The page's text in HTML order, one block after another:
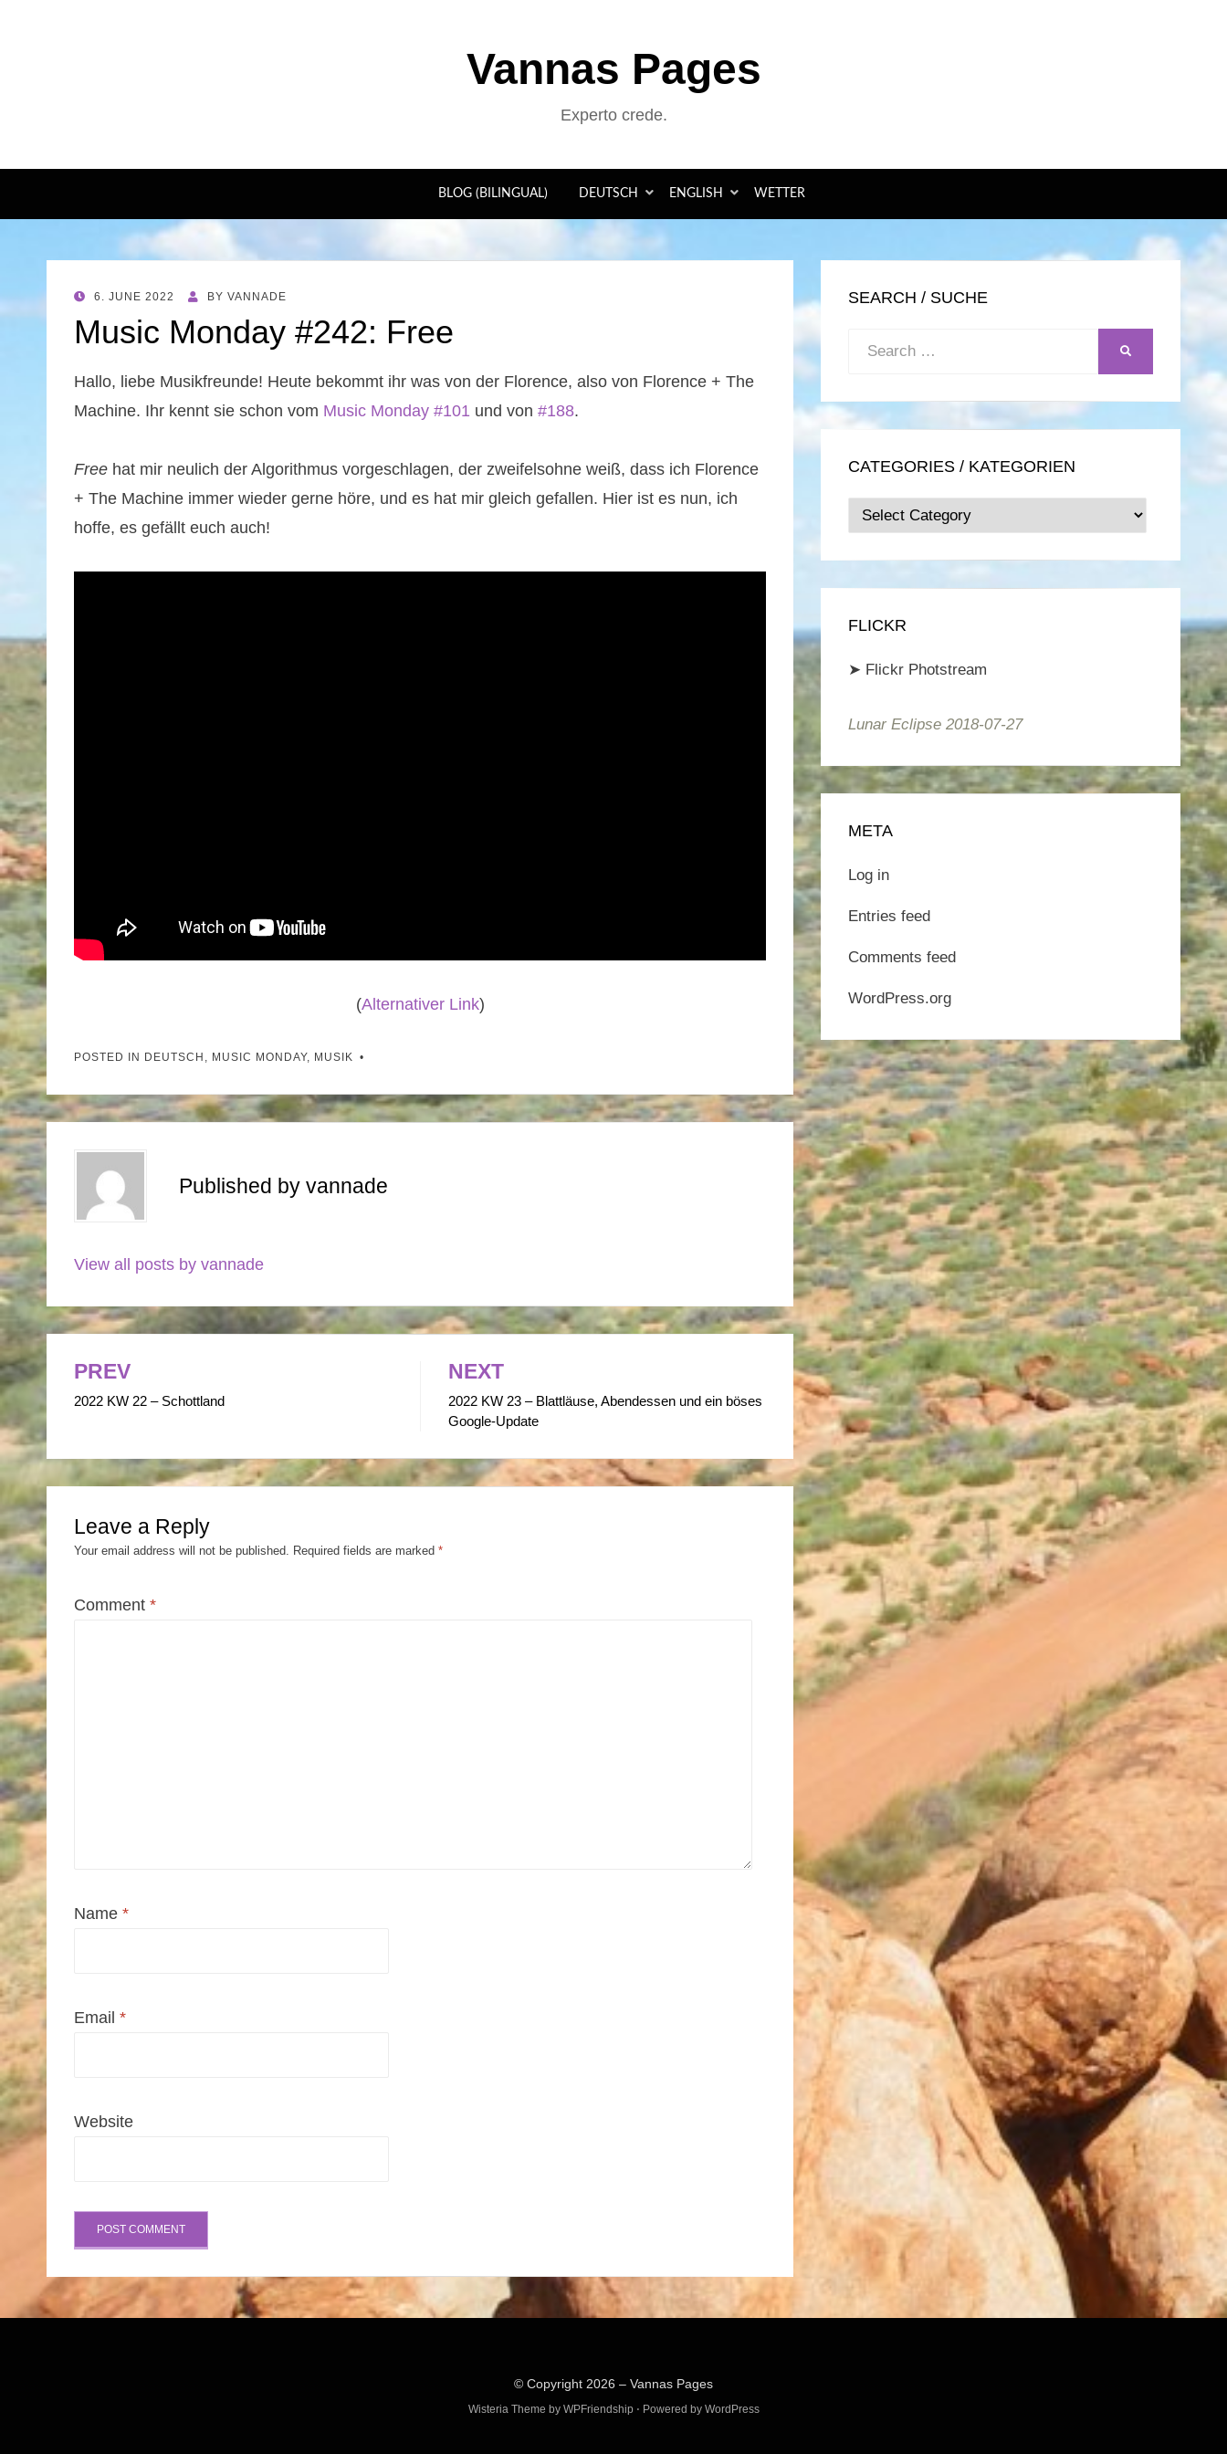
Vannas Pages
Experto crede.
BLOG (BILINGUAL) DEUTSCH ENGLISH WETTER
POSTED
6. JUNE 2022 BY VANNADE
Music Monday #242: Free
Hallo, liebe Musikfreunde! Heute bekommt ihr was von der Florence, also von Florence + The
Machine. Ihr kennt sie schon vom Music Monday #101 und von #188.
Free hat mir neulich der Algorithmus vorgeschlagen, der zweifelsohne weiß, dass ich Florence
+ The Machine immer wieder gerne höre, und es hat mir gleich gefallen. Hier ist es nun, ich
hoffe, es gefällt euch auch!
(Alternativer Link)
POSTED IN DEUTSCH , MUSIC MONDAY, MUSIK
Published by vannade
View all posts by vannade
Post
navigation
PREV
2022 KW 22 – Schottland
NEXT
2022 KW 23 – Blattläuse, Abendessen und ein böses
Google-Update
Leave a Reply
Your email address will not be published. Required fields are marked *
Comment *
Name *
Email *
Website
SEARCH / SUCHE
Search
CATEGORIES / KATEGORIEN
Categories
/
Kategorien
FLICKR
➤ Flickr Photstream
Lunar Eclipse 2018-07-27
META
Log in
Entries feed
Comments feed
WordPress.org
© Copyright 2026 – Vannas Pages
Wisteria Theme by WPFriendship ⋅ Powered by WordPress